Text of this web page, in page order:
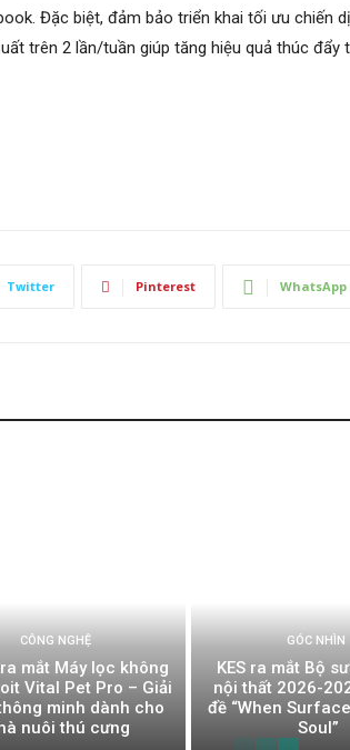
Đặc biệt, đảm bảo triển khai tối ưu chiến
trên 2 lần/tuần giúp tăng hiệu quả thúc đẩy
Twitter Pinterest WhatsApp
CÔNG NGHỆ
mắt Máy lọc không
Vital Pet Pro – Giải
minh dành cho
nuôi thú cưng
GÓC NHÌN
KES ra mắt Bộ
nội thất 2026-
đề “When
Soul”